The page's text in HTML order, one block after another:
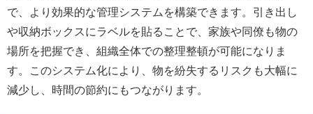
で、より効果的な管理システムを構築できます。引き出し
や収納ボックスにラベルを貼ることで、家族や同僚も物の
場所を把握でき、組織全体での整理整頓が可能になりま
す。このシステム化により、物を紛失するリスクも大幅に
減少し、時間の節約にもつながります。